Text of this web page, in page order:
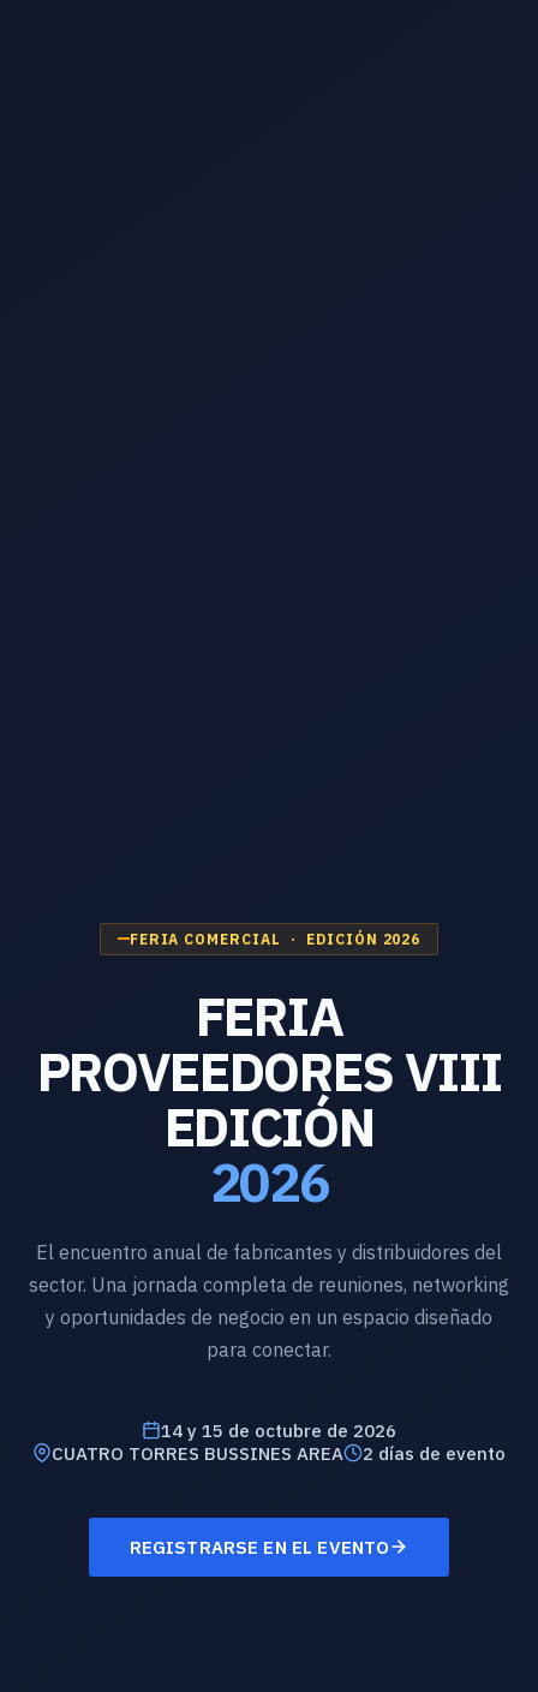
FERIA COMERCIAL · EDICIÓN 2026
FERIA
PROVEEDORES VIII
EDICIÓN
2026
El encuentro anual de fabricantes y distribuidores del
sector. Una jornada completa de reuniones, networking
y oportunidades de negocio en un espacio diseñado
para conectar.
14 y 15 de octubre de 2026
CUATRO TORRES BUSSINES AREA
2 días de evento
REGISTRARSE EN EL EVENTO